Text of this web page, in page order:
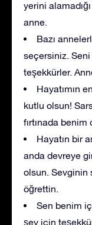
yerini
anne.
Bazı
seçersiniz.
teşekkürler.
Hayatımın
kutlu olsun!
fırtınada benim
Hayatın bir
anda devreye
olsun. Sevginin
öğrettin.
Sen benim
şey için